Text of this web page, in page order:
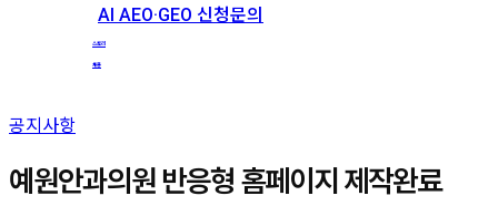
AI AEO·GEO 신청문의
스토리
채용
공지사항
예원안과의원 반응형 홈페이지 제작완료